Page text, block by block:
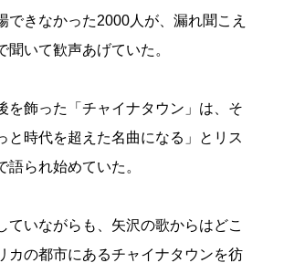
できなかった2000人が、漏れ聞こえ
聞いて歓声あげていた。
を飾った「チャイナタウン」は、そ
と時代を超えた名曲になる」とリス
語られ始めていた。
ていながらも、矢沢の歌からはどこ
カの都市にあるチャイナタウンを彷